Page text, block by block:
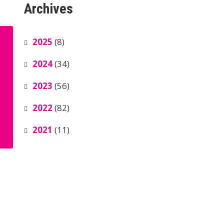
Archives
2025 (8)
2024(34)
2023 (56)
2022 (82)
2021 (11)